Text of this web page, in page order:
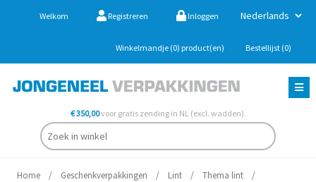
Welkom Registreren Inloggen
Winkelmandje (0) product(en) Bestellijst (0)
€ 350,00voor gratis zending in NL (excl. wadden).
Home / Geschenkverpakkingen / Lint / Thema lint
/